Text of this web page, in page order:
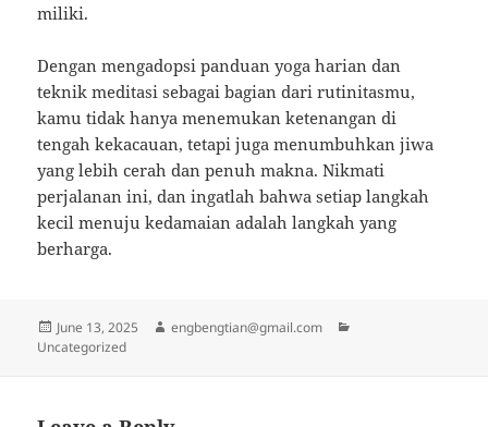
miliki.
Dengan mengadopsi panduan yoga harian dan
teknik meditasi sebagai bagian dari rutinitasmu,
kamu tidak hanya menemukan ketenangan di
tengah kekacauan, tetapi juga menumbuhkan jiwa
yang lebih cerah dan penuh makna. Nikmati
perjalanan ini, dan ingatlah bahwa setiap langkah
kecil menuju kedamaian adalah langkah yang
berharga.
Posted
on
June 13, 2025 Author
engbengtian@gmail.com
Uncategorized